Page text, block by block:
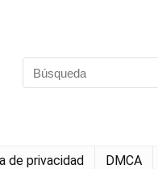
de privacidad DMCA